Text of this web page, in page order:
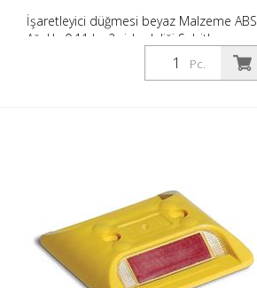
İşaretleyici düğmesi beyaz Malzeme ABS
Ağırlık: 0,11 kg 2 vida deliği Sabitleme
malzemesi olmadan Otoparkların veya
park yerlerinin kolayca sınırlandırılması
Pc.